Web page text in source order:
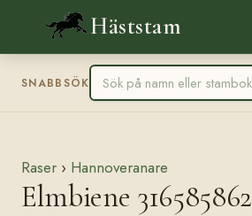
Häststam
SNABBSÖK
Raser › Hannoveranare
Elmbiene 316585862